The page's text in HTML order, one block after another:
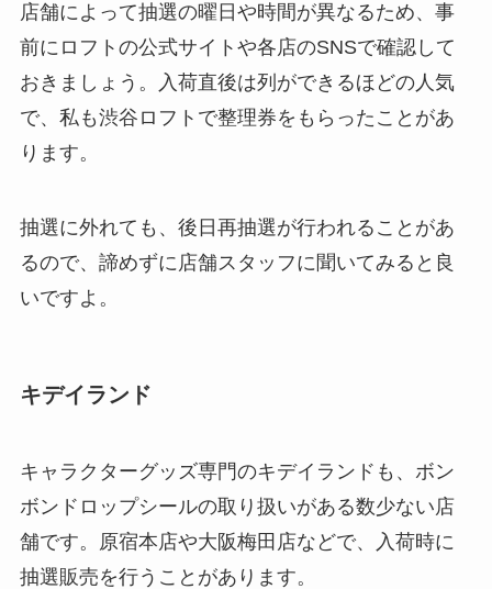
店舗によって抽選の曜日や時間が異なるため、事
前にロフトの公式サイトや各店のSNSで確認して
おきましょう。入荷直後は列ができるほどの人気
で、私も渋谷ロフトで整理券をもらったことがあ
ります。
抽選に外れても、後日再抽選が行われることがあ
るので、諦めずに店舗スタッフに聞いてみると良
いですよ。
キデイランド
キャラクターグッズ専門のキデイランドも、ボン
ボンドロップシールの取り扱いがある数少ない店
舗です。原宿本店や大阪梅田店などで、入荷時に
抽選販売を行うことがあります。